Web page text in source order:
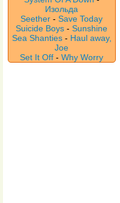
Изольда
Seether -Save Today
Suicide Boys -Sunshine
Sea Shanties - Haul away,
Joe
Set It Off -Why Worry